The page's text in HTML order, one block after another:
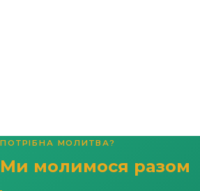
ПОТРІБНА МОЛИТВА?
Ми молимося разом